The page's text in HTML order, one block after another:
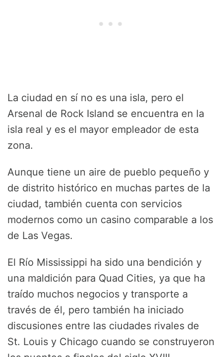
La ciudad en sí no es una isla, pero el
Arsenal de Rock Island se encuentra en la
isla real y es el mayor empleador de esta
zona.
Aunque tiene un aire de pueblo pequeño y
de distrito histórico en muchas partes de la
ciudad, también cuenta con servicios
modernos como un casino comparable a los
de Las Vegas.
El Río Mississippi ha sido una bendición y
una maldición para Quad Cities, ya que ha
traído muchos negocios y transporte a
través de él, pero también ha iniciado
discusiones entre las ciudades rivales de
St. Louis y Chicago cuando se construyeron